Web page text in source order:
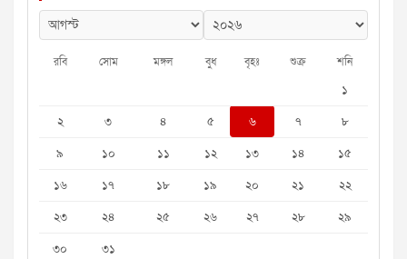
রবি সোম মঙ্গল বুধ বৃহঃ শুক্র শনি
১
২
৩ ৪ ৫ ৬ ৭
৮
৯
১০ ১১ ১২ ১৩ ১৪
১৫
১৬
১৭ ১৮ ১৯ ২০ ২১
২২
২৩
২৪ ২৫ ২৬ ২৭ ২৮
২৯
৩০
৩১